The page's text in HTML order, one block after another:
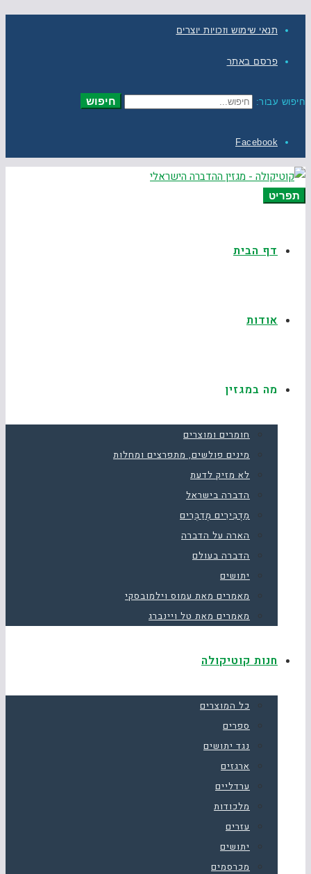
תנאי שימוש וזכויות יוצרים
פרסם באתר
חיפוש עבור: חיפוש
Facebook
תפריט
דף הבית
אודות
מה במגזין
חומרים ומוצרים
מינים פולשים, מתפרצים ומחלות
לא מזיק לדעת
הדברה בישראל
מַדְבִּירִים מְדַבְּרִים
הארה על הדברה
הדברה בעולם
יתושים
מאמרים מאת עמוס וילמובסקי
מאמרים מאת טל ויינברג
חנות קוטיקולה
כל המוצרים
ספרים
נגד יתושים
ארגזים
ערדליים
מלכודות
עזרים
יתושים
מכרסמים